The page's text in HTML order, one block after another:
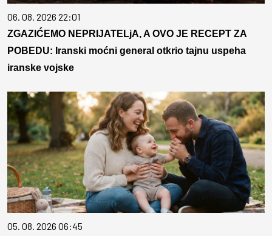
06. 08. 2026 22:01
ZGAZIĆEMO NEPRIJATELjA, A OVO JE RECEPT ZA
POBEDU: Iranski moćni general otkrio tajnu uspeha
iranske vojske
05. 08. 2026 06:45